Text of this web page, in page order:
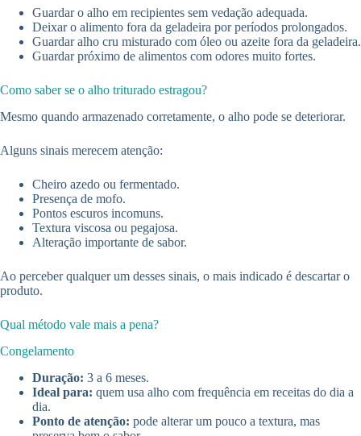
Guardar o alho em recipientes sem vedação adequada.
Deixar o alimento fora da geladeira por períodos prolongados.
Guardar alho cru misturado com óleo ou azeite fora da geladeira.
Guardar próximo de alimentos com odores muito fortes.
Como saber se o alho triturado estragou?
Mesmo quando armazenado corretamente, o alho pode se deteriorar.
Alguns sinais merecem atenção:
Cheiro azedo ou fermentado.
Presença de mofo.
Pontos escuros incomuns.
Textura viscosa ou pegajosa.
Alteração importante de sabor.
Ao perceber qualquer um desses sinais, o mais indicado é descartar o
produto.
Qual método vale mais a pena?
Congelamento
Duração: 3 a 6 meses.
Ideal para: quem usa alho com frequência em receitas do dia a
dia.
Ponto de atenção: pode alterar um pouco a textura, mas